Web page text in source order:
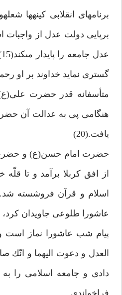
برنامه‏اى انقلابى كينه‏ها
گسترى نمايد خداوند بر او رحمت مى‏فرستد(18) و از نشانه‏هاى بزرگوارى
متأسفانه قدر حضرت
هنگامى پى به عدالت آن
يافت.(20)
حضرت امام حسن(ع) و حضرت
از افق كربلا برآمد و تا
اسلام و قرآن فروشسته
عاشورا طلوعى جاويدان كرد،
پيام شب عاشورا نماز است
العدل و دعوت اليهما و
دادى و جامعه اسلامى را